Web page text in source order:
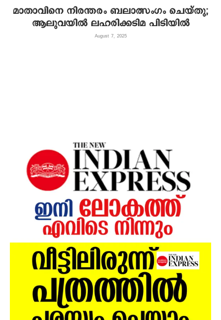
മാതാവിനെ നിരന്തരം ബലാത്സംഗം ചെയ്തു;
ആലുവയില്‍ ലഹരിക്കടിമ പിടിയില്‍
August 7, 2025